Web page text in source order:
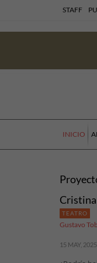
STAFF
INICIO
Cristina
TEATRO
Gustavo
15 MAY, 2025